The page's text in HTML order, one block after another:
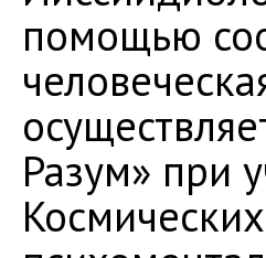
помощью
Разум» при